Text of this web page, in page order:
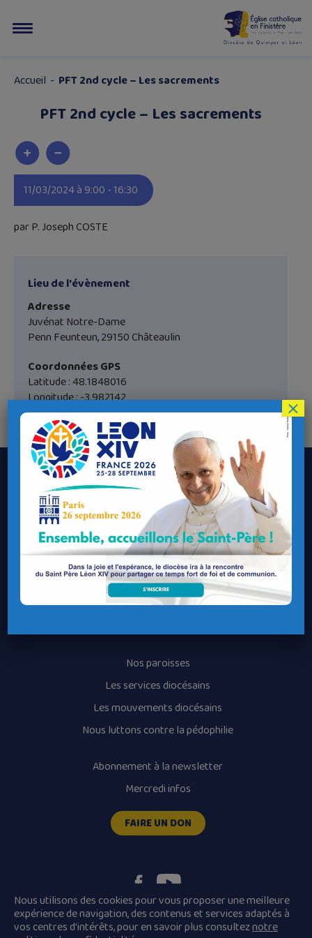
Accueil - PFT 2nd cycle – Les sacrements
PFT 2nd cycle – Les sacrements
11/03/2024 à 9:00 - 16:30
par P. Joseph COSTE
Lieu de l'évènement
Adresse
Juvénat Notre-Dame
Penn Feunteun, 29150 Châteaulin
Coordonnées GPS
Latitude : 48.1848016
Longitude : -3.982142
Le Diocèse de Quimper et Léon
Contacter le Diocèse
Contacter ma Paroisse
Contacter un service
Contacter une permanence
Recrutement
Nos paroisses
Les services diocésains
Les mouvements diocésains
Nous luttons contre la pédophilie
Abonnement à la newsletter
Mercredi infos
FAIRE UN DON
Plan du site Mentions légales
×
Nous utilisons des cookies pour vous proposer une meilleure
expérience de navigation, des contenus et services adaptés à
vos centres d’intérêts, pour en savoir plus consulteznotre